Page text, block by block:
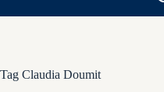
Tag Claudia Doumit